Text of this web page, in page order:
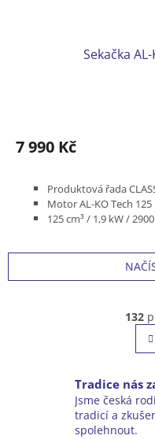
Sekačka
7 990 Kč
Produktová řada
Motor AL-KO Tech 125
125 cm³ / 1,9 kW /
Koš z odolného plastu
Kola přední 180 mm /
Výška sekání 30-80
Hmotnost 31,1 kg132
Tradice nás
Jsme česká
tradicí a
spolehnout.